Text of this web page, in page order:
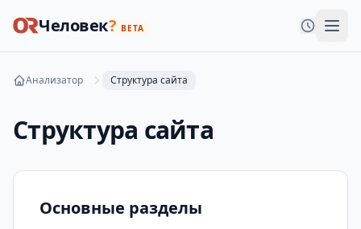
Человек? BETA
Анализатор Структура сайта
Структура сайта
Основные разделы